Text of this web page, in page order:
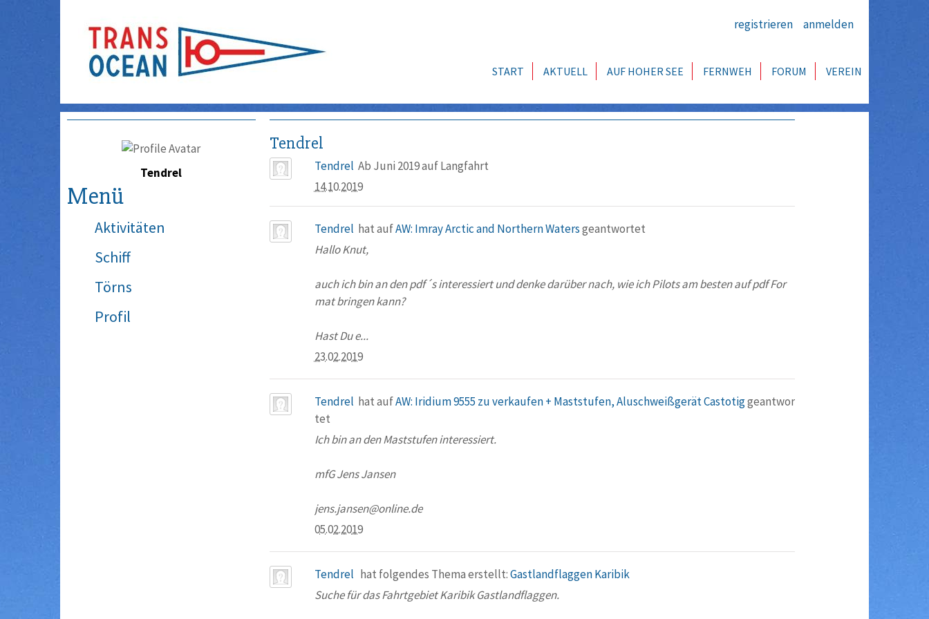
registrieren anmelden
START AKTUELL AUF HOHER SEE FERNWEH FORUM VEREIN
Tendrel
Menü
Aktivitäten
Schiff
Törns
Profil
Tendrel
Tendrel Ab Juni 2019 auf Langfahrt
14.10.2019
Tendrel hat aufAW: Imray Arctic and Northern Watersgeantwortet
Hallo Knut,
auch ich bin an den pdf´s interessiert und denke darüber nach, wie ich Pilots am besten auf pdf For
mat bringen kann?
Hast Du e...
23.02.2019
Tendrel hat aufAW: Iridium 9555 zu verkaufen + Maststufen, Aluschweißgerät Castotiggeantwor
tet
Ich bin an den Maststufen interessiert.
mfG Jens Jansen
jens.jansen@online.de
05.02.2019
Tendrel hat folgendes Thema erstellt:Gastlandflaggen Karibik
Suche für das Fahrtgebiet Karibik Gastlandflaggen.